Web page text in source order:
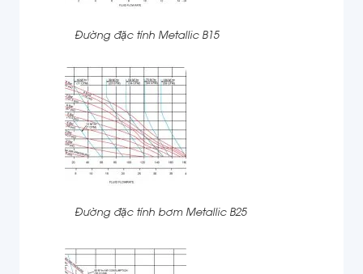
Đường đặc tính Metallic B15
Đường đặc tính bơm Metallic B25